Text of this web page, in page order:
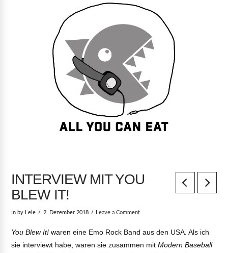
INTERVIEW MIT YOU
BLEW IT!
In by Lele 2. Dezember 2018 Leave a Comment
You Blew It! waren eine Emo Rock Band aus den USA. Als ich
sie interviewt habe, waren sie zusammen mitModern Baseball